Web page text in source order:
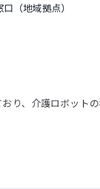
（地域拠点）
り、介護ロボット